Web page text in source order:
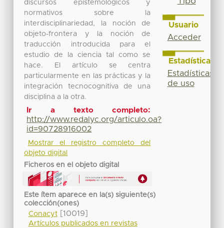
discursos epistemológicos y
normativos sobre la
interdisciplinariedad, la noción de
objeto-frontera y la noción de
traducción introducida para el
estudio de la ciencia tal como se
hace. El artículo se centra
particularmente en las prácticas y la
integración tecnocognitiva de una
disciplina a la otra.
Ir a texto completo:
http://www.redalyc.org/articulo.oa?
id=90728916002
Mostrar el registro completo del
objeto digital
Ficheros en el objeto digital
Este ítem aparece en la(s) siguiente(s)
colección(ones)
Conacyt[10019]
Artículos publicados en revistas
Usuario
Acceder
Estadísticas
Estadísticas
de uso